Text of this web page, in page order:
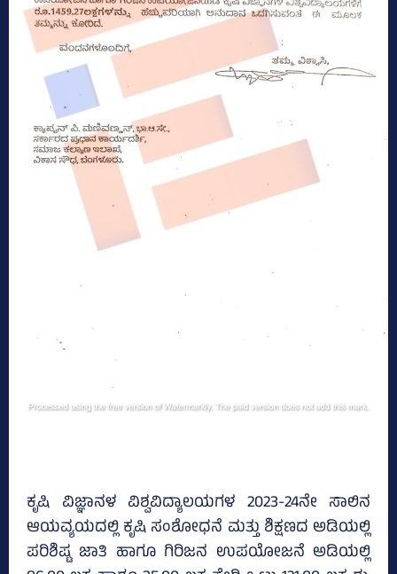
ಕೃಷಿ ವಿಜ್ಞಾನಳ ವಿಶ್ವವಿದ್ಯಾಲಯಗಳ 2023-24ನೇ ಸಾಲಿನ
ಆಯವ್ಯಯದಲ್ಲಿ ಕೃಷಿ ಸಂಶೋಧನೆ ಮತ್ತು ಶಿಕ್ಷಣದ ಅಡಿಯಲ್ಲಿ
ಪರಿಶಿಷ್ಟ ಜಾತಿ ಹಾಗೂ ಗಿರಿಜನ ಉಪಯೋಜನೆ ಅಡಿಯಲ್ಲಿ